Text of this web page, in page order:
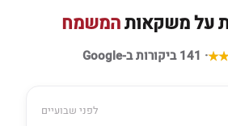
על משקאותהמשמח
· 141 ביקורות ב-Google
לפני שבועיים